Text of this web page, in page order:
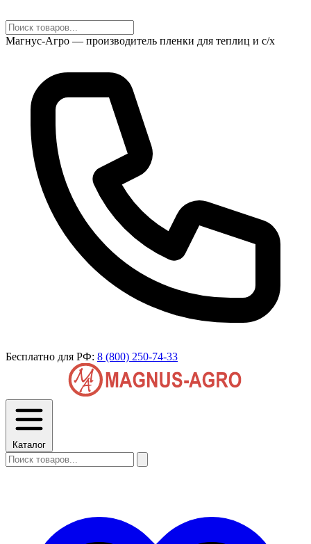
Магнус-Агро — производитель пленки для теплиц и с/х
Бесплатно для РФ: 8 (800) 250-74-33
Каталог